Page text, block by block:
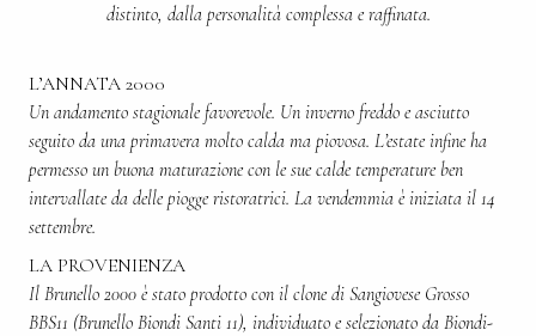
distinto, dalla personalità complessa e raffinata.
L’ANNATA 2000
Un andamento stagionale favorevole. Un inverno freddo e asciutto
seguito da una primavera molto calda ma piovosa. L’estate infine ha
permesso un buona maturazione con le sue calde temperature ben
intervallate da delle piogge ristoratrici. La vendemmia è iniziata il 14
settembre.
LA PROVENIENZA
Il Brunello 2000 è stato prodotto con il clone di Sangiovese Grosso
BBS11 (Brunello Biondi Santi 11), individuato e selezionato da Biondi-